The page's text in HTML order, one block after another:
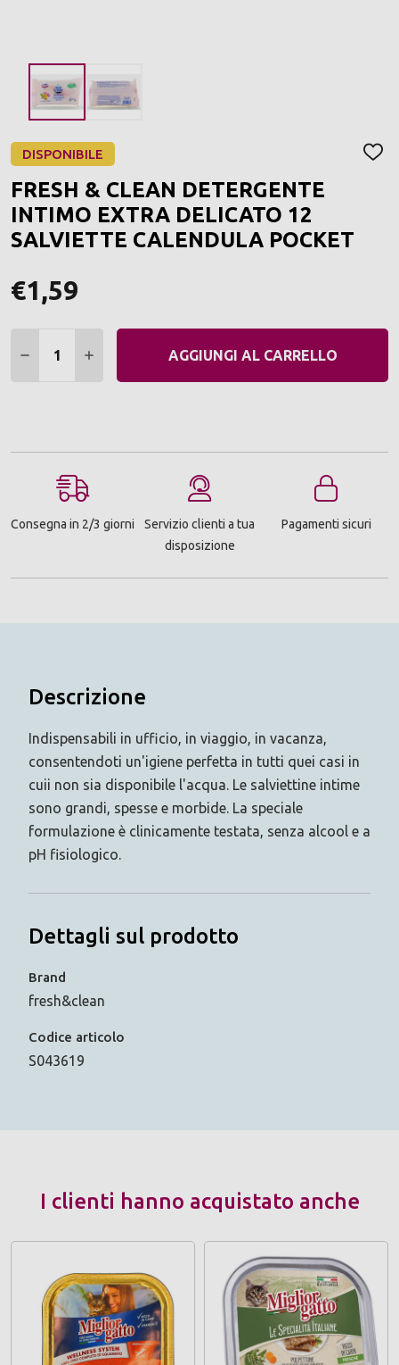
DISPONIBILE
FRESH & CLEAN DETERGENTE
INTIMO EXTRA DELICATO 12
SALVIETTE CALENDULA POCKET
€1,59
DIMINUIRE QUANTITÀ:
AUMENTARE QUANTITÀ:
AGGIUNGI AL CARRELLO
Consegna in 2/3 giorni
Servizio clienti a tua
disposizione
Pagamenti sicuri
Descrizione
Indispensabili in ufficio, in viaggio, in vacanza,
consentendoti un'igiene perfetta in tutti quei casi in
cuii non sia disponibile l'acqua. Le salviettine intime
sono grandi, spesse e morbide. La speciale
formulazione è clinicamente testata, senza alcool e a
pH fisiologico.
Dettagli sul prodotto
Brand
fresh&clean
Codice articolo
S043619
I clienti hanno acquistato anche